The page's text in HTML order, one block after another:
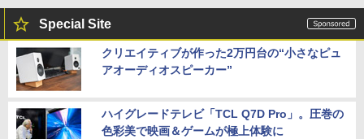
Special Site
クリエイティブが作った2万円台の“小さなピュ
アオーディオスピーカー”
ハイグレードテレビ「TCL Q7D Pro」。圧巻の
色彩美で映画＆ゲームが極上体験に